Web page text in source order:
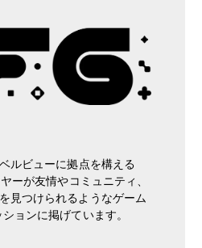
ルビューに拠点を構える
ーが友情やコミュニティ、
見つけられるようなゲーム
ョンに掲げています。